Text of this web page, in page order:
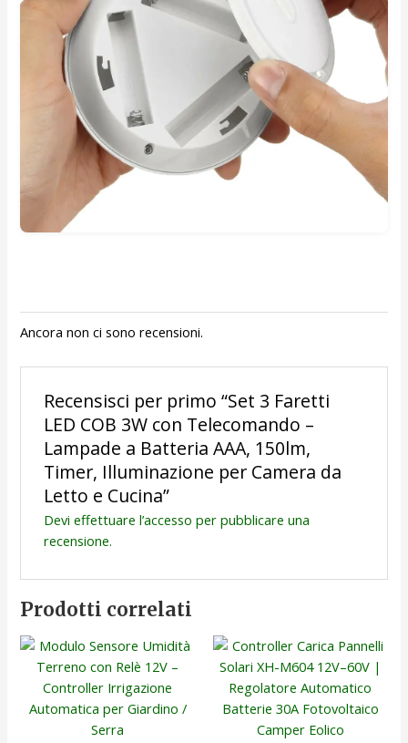
Ancora non ci sono recensioni.
Recensisci per primo “Set 3 Faretti
LED COB 3W con Telecomando –
Lampade a Batteria AAA, 150lm,
Timer, Illuminazione per Camera da
Letto e Cucina”
Devi effettuare l’accesso per pubblicare una
recensione.
Prodotti correlati